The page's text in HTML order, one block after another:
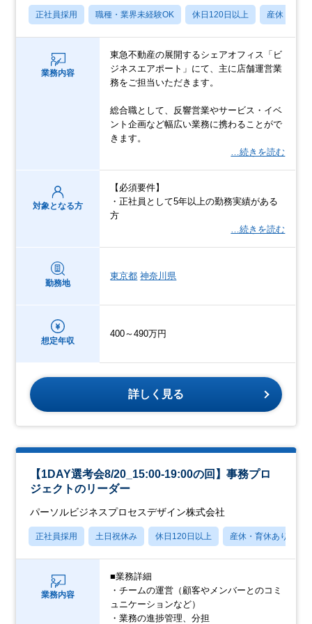
正社員採用 職種・業界未経験OK 休日120日以上 産休・育休
業務内容
東急不動産の展開するシェアオフィス「ビ
ジネスエアポート」にて、主に店舗運営業
務をご担当いただきます。
総合職として、反響営業やサービス・イベ
ント企画など幅広い業務に携わることがで
きます。
…続きを読む
対象となる方
【必須要件】
・正社員として5年以上の勤務実績がある
方
…続きを読む
勤務地
東京都 神奈川県
想定年収
400～490万円
詳しく見る
【1DAY選考会8/20_15:00-19:00の回】事務プロ
ジェクトのリーダー
パーソルビジネスプロセスデザイン株式会社
正社員採用 土日祝休み 休日120日以上 産休・育休あり
業務内容
■業務詳細
・チームの運営（顧客やメンバーとのコミ
ュニケーションなど）
・業務の進捗管理、分担